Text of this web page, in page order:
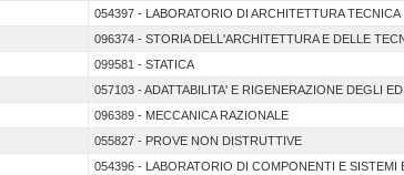
054397 - LABORATORIO DI ARCHITETTURA TECNICA
096374 - STORIA DELL'ARCHITETTURA E DELLE
099581 - STATICA
057103 - ADATTABILITA' E RIGENERAZIONE DEGLI
096389 - MECCANICA RAZIONALE
055827 - PROVE NON DISTRUTTIVE
054396 - LABORATORIO DI COMPONENTI E SISTEMI